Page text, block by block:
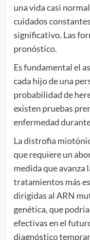
una vida casi
cuidados
significativo. Las
pronóstico.
Es fundamental el
cada hijo de una
probabilidad de
existen pruebas
enfermedad
La distrofia
que requiere un
medida que avanza
tratamientos más
dirigidas al ARN
genética, que
efectivas en el
diagnóstico